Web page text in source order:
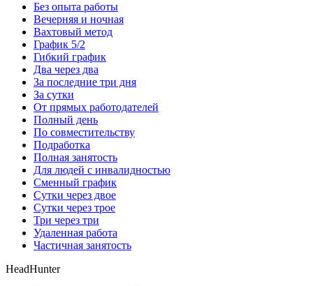
Без опыта работы
Вечерняя и ночная
Вахтовый метод
График 5/2
Гибкий график
Два через два
За последние три дня
За сутки
От прямых работодателей
Полный день
По совместительству
Подработка
Полная занятость
Для людей с инвалидностью
Сменный график
Сутки через двое
Сутки через трое
Три через три
Удаленная работа
Частичная занятость
HeadHunter